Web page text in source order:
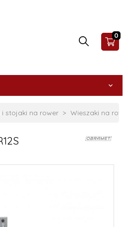
0
i stojaki na rower Wieszaki na